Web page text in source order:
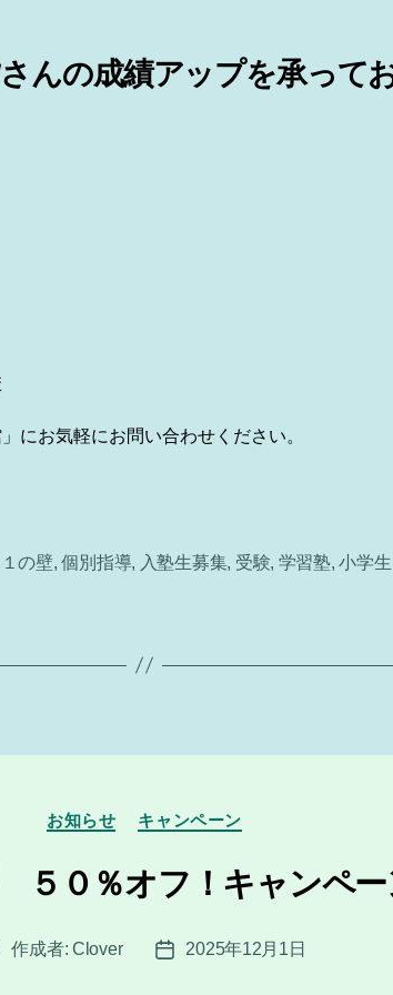
んの成績アップを承って
にお気軽にお問い合わせください。
の壁,個別指導, 入塾生募集, 受験, 学習塾,小学生
カ
テ
リ
ー
お知らせ キャンペーン
５０％オフ！キャンペー
作成者: Clover
投
2025年12月1日